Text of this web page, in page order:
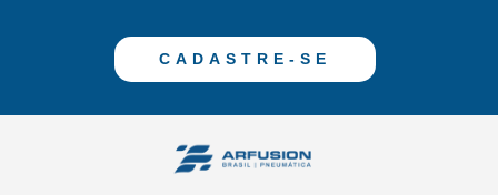
CADASTRE-SE